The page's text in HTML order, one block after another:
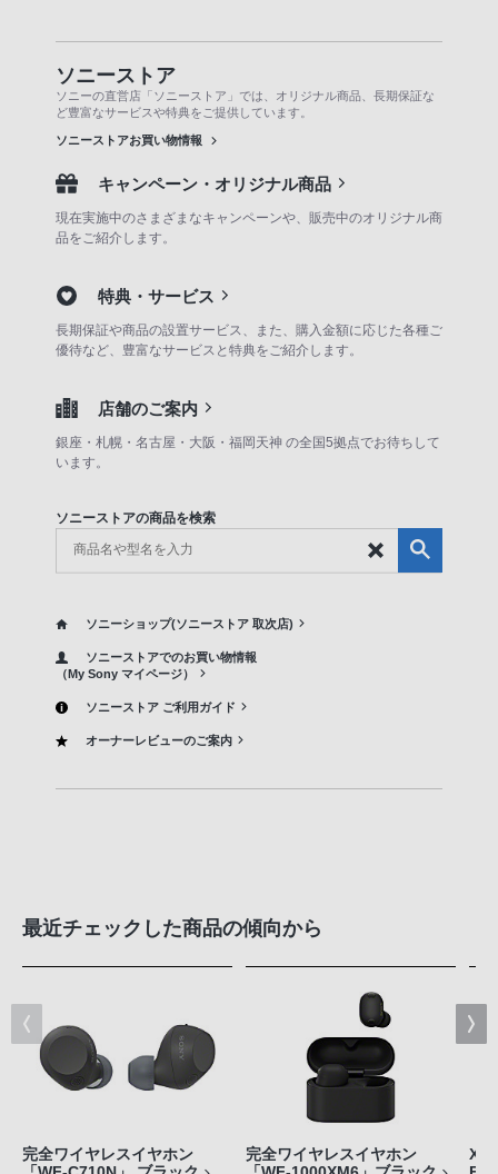
ソニーストア
ソニーの直営店「ソニーストア」では、オリジナル商品、長期保証な
ど豊富なサービスや特典をご提供しています。
ソニーストアお買い物情報
キャンペーン・オリジナル商品
現在実施中のさまざまなキャンペーンや、販売中のオリジナル商
品をご紹介します。
特典・サービス
長期保証や商品の設置サービス、また、購入金額に応じた各種ご
優待など、豊富なサービスと特典をご紹介します。
店舗のご案内
銀座・札幌・名古屋・大阪・福岡天神 の全国5拠点でお待ちして
います。
ソニーストアの商品を検索
ソニーショップ(ソニーストア 取次店)
ソニーストアでのお買い物情報
（My Sony マイページ）
ソニーストア ご利用ガイド
オーナーレビューのご案内
最近チェックした商品の傾向から
完全ワイヤレスイヤホン
完全ワイヤレスイヤホン